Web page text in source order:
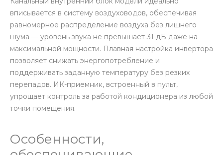
вписывается в систему воздуховодов, обеспечивая
равномерное распределение воздуха без лишнего
шума — уровень звука не превышает 31 дБ даже на
максимальной мощности. Плавная настройка инвертора
позволяет снижать энергопотребление и
поддерживать заданную температуру без резких
перепадов. ИК-приемник, встроенный в пульт,
упрощает контроль за работой кондиционера из любой
точки помещения.
Особенности,